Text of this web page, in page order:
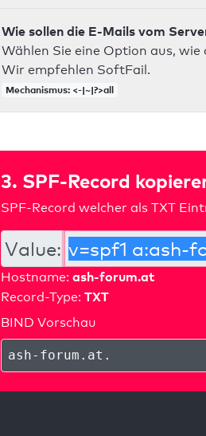
Wie sollen die E-Mails vom
Wählen Sie eine Option aus,
Wir empfehlen SoftFail.
Mechanismus: <-|~|?>all
3. SPF-Record
SPF-Record welcher als TXT
Value:
Hostname: ash-forum.at
Record-Type: TXT
BIND Vorschau
ash-forum.at .